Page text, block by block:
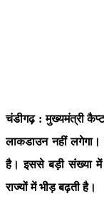
चंडीगढ़ : मुख्यमंत्री
लाकडाउन नहीं लगेगा।
है। इससे बड़ी संख्या
राज्यों में भीड़ बढ़ती है।